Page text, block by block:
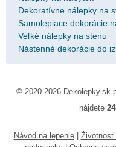
Dekoratívne nálepky na
Samolepiace dekorácie
Veľké nálepky na stenu
Nástenné dekorácie do
© 2020-2026 Dekolepky.sk
nájdete
Návod na lepenie| Životnosť